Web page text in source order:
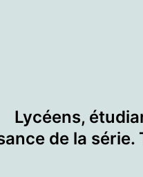
Lycéens,
de la